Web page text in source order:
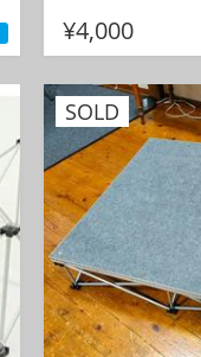
¥4,000
SOLD